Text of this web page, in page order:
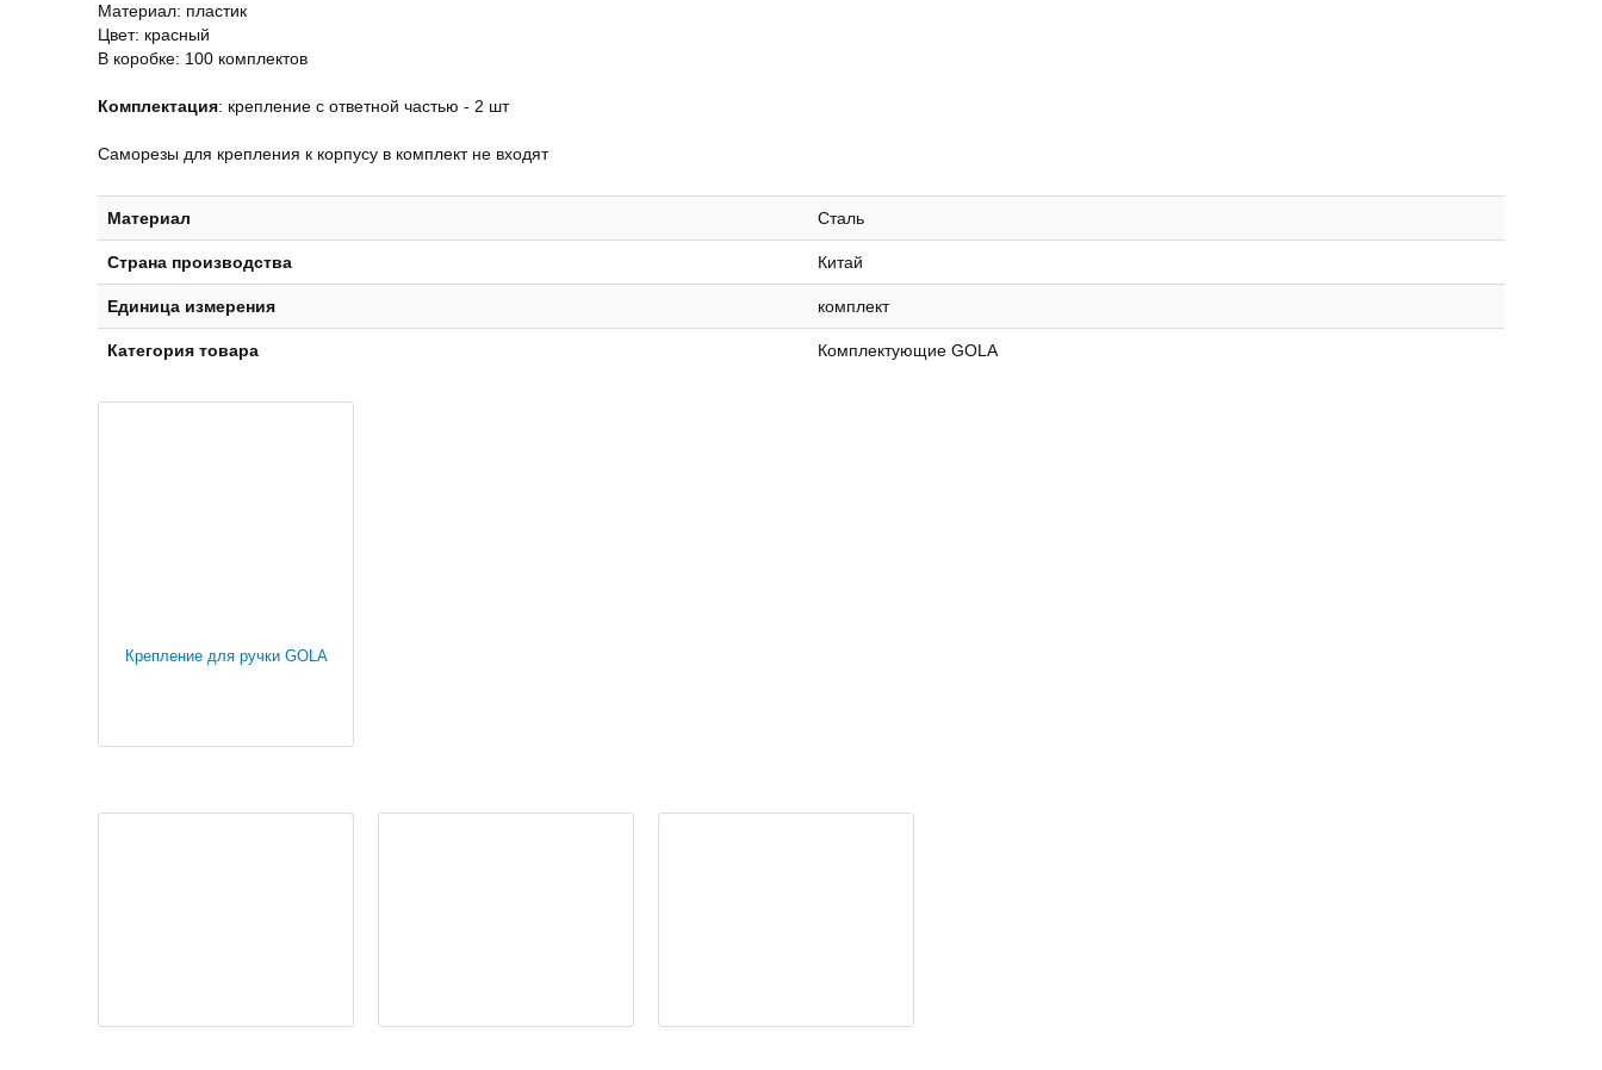
Материал: пластик
Цвет: красный
В коробке: 100 комплектов
Комплектация: крепление с ответной частью - 2 шт
Саморезы для крепления к корпусу в комплект не входят
Материал Сталь
Страна производства Китай
Единица измерения комплект
Категория товара Комплектующие GOLA
Крепление для ручки GOLA